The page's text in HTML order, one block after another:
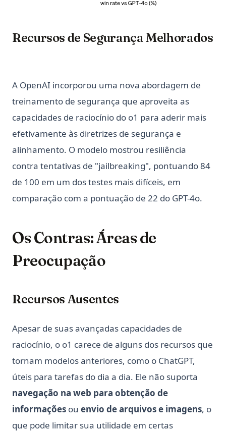
Recursos de Segurança Melhorados
A OpenAI incorporou uma nova abordagem de
treinamento de segurança que aproveita as
capacidades de raciocínio do o1 para aderir mais
efetivamente às diretrizes de segurança e
alinhamento. O modelo mostrou resiliência
contra tentativas de "jailbreaking", pontuando 84
de 100 em um dos testes mais difíceis, em
comparação com a pontuação de 22 do GPT-4o.
Os Contras: Áreas de
Preocupação
Recursos Ausentes
Apesar de suas avançadas capacidades de
raciocínio, o o1 carece de alguns dos recursos que
tornam modelos anteriores, como o ChatGPT,
úteis para tarefas do dia a dia. Ele não suporta
navegação na web para obtenção de
informações ou envio de arquivos e imagens, o
que pode limitar sua utilidade em certas